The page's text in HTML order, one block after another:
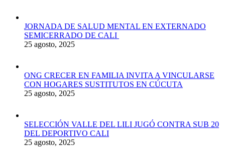
JORNADA DE SALUD MENTAL EN EXTERNADO
SEMICERRADO DE CALI
25 agosto, 2025
ONG CRECER EN FAMILIA INVITA A VINCULARSE
CON HOGARES SUSTITUTOS EN CÚCUTA
25 agosto, 2025
SELECCIÓN VALLE DEL LILI JUGÓ CONTRA SUB 20
DEL DEPORTIVO CALI
25 agosto, 2025